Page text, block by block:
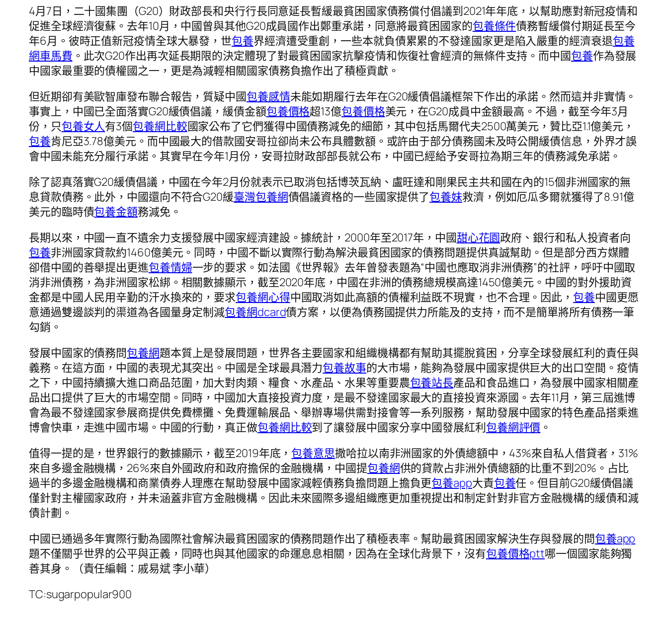
4月7日，二十國集團（G20）財政部長和央行行長同意延長暫緩最貧困國家債務償付倡議到2021年年底，以幫助應對新冠疫情和
促進全球經濟復蘇。去年10月，中國曾與其他G20成員國作出鄭重承諾，同意將最貧困國家的包養條件債務暫緩償付期延長至今
年6月。彼時正值新冠疫情全球大暴發，世包養界經濟遭受重創，一些本就負債累累的不發達國家更是陷入嚴重的經濟衰退包養
網車馬費 。此次G20作出再次延長期限的決定體現了對最貧困國家抗擊疫情和恢復社會經濟的無條件支持。而中國包養作為發展
中國家最重要的債權國之一，更是為減輕相關國家債務負擔作出了積極貢獻。
但近期卻有美歐智庫發布聯合報告，質疑中國包養感情未能如期履行去年在G20緩債倡議框架下作出的承諾。然而這并非實情。
事實上，中國已全面落實G20緩債倡議，緩債金額包養價格超13億包養價格美元，在G20成員中金額最高。不過，截至今年3月
份，只包養女人有3個包養網比較國家公布了它們獲得中國債務減免的細節，其中包括馬爾代夫2500萬美元，贊比亞1.1億美元，
包養肯尼亞3.78億美元。而中國最大的借款國安哥拉卻尚未公布具體數額。或許由于部分債務國未及時公開緩債信息，外界才誤
會中國未能充分履行承諾。其實早在今年1月份，安哥拉財政部部長就公布，中國已經給予安哥拉為期三年的債務減免承諾。
除了認真落實G20緩債倡議，中國在今年2月份就表示已取消包括博茨瓦納、盧旺達和剛果民主共和國在內的15個非洲國家的無
息貸款債務。此外，中國還向不符合G20緩臺灣包養網債倡議資格的一些國家提供了包養妹救濟，例如厄瓜多爾就獲得了8.91億
美元的臨時債包養金額務減免。
長期以來，中國一直不遺余力支援發展中國家經濟建設。據統計，2000年至2017年，中國甜心花園政府、銀行和私人投資者向
包養非洲國家貸款約1460億美元。同時，中國不斷以實際行動為解決最貧困國家的債務問題提供真誠幫助。但是部分西方媒體
卻借中國的善舉提出更進包養情婦一步的要求。如法國《世界報》去年曾發表題為“中國也應取消非洲債務”的社評，呼吁中國取
消非洲債務，為非洲國家松綁。相關數據顯示，截至2020年底，中國在非洲的債務總規模高達1450億美元。中國的對外援助資
金都是中國人民用辛勤的汗水換來的，要求包養網心得中國取消如此高額的債權利益既不現實，也不合理。因此， 包養中國更愿
意通過雙邊談判的渠道為各國量身定制減包養網dcard債方案，以便為債務國提供力所能及的支持，而不是簡單將所有債務一筆
勾銷。
發展中國家的債務問包養網題本質上是發展問題，世界各主要國家和組織機構都有幫助其擺脫貧困，分享全球發展紅利的責任與
義務。在這方面，中國的表現尤其突出。中國是全球最具潛力包養故事的大市場，能夠為發展中國家提供巨大的出口空間。疫情
之下，中國持續擴大進口商品范圍，加大對肉類、糧食、水產品、水果等重要農包養站長產品和食品進口，為發展中國家相關產
品出口提供了巨大的市場空間。同時，中國加大直接投資力度，是最不發達國家最大的直接投資來源國。去年11月，第三屆進博
會為最不發達國家參展商提供免費標攤、免費運輸展品、舉辦專場供需對接會等一系列服務，幫助發展中國家的特色產品搭乘進
博會快車，走進中國市場。中國的行動，真正做包養網比較到了讓發展中國家分享中國發展紅利包養網評價 。
值得一提的是，世界銀行的數據顯示，截至2019年底， 包養意思撒哈拉以南非洲國家的外債總額中，43%來自私人借貸者，31%
來自多邊金融機構，26%來自外國政府和政府擔保的金融機構，中國提包養網供的貸款占非洲外債總額的比重不到20%。占比
過半的多邊金融機構和商業債券人理應在幫助發展中國家減輕債務負擔問題上擔負更包養app大責包養任。但目前G20緩債倡議
僅針對主權國家政府，并未涵蓋非官方金融機構。因此未來國際多邊組織應更加重視提出和制定針對非官方金融機構的緩債和減
債計劃。
中國已通過多年實際行動為國際社會解決最貧困國家的債務問題作出了積極表率。幫助最貧困國家解決生存與發展的問包養app
題不僅關乎世界的公平與正義，同時也與其他國家的命運息息相關，因為在全球化背景下，沒有包養價格ptt哪一個國家能夠獨
善其身。（責任編輯：戚易斌 李小華）
TC:sugarpopular900